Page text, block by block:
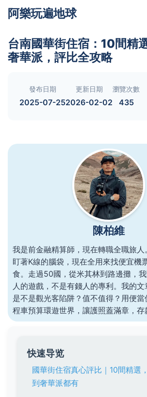
阿樂玩遍地球
台南國華街住宿：10間精
奢華派，評比全攻略
發布日期
2025-07-25
更新日期
2026-02-02
瀏覽次數
435
陳柏維
我是前金融精算師，現在轉職全職旅
盯著K線的腦袋，現在全用來找便宜機
食。走過50國，從米其林到路邊攤，
人的遊戲，不是有錢人的專利。我的文
是不是觀光客陷阱？值不值得？用便
程車預算環遊世界，讓護照蓋滿章，存
快速导览
國華街住宿真心評比｜10間精選
到奢華派都有